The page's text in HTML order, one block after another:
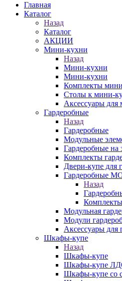
Главная
Каталог
Назад
Каталог
АКЦИИ
Мини-кухни
Назад
Мини-кухни
Мини-кухни
Комплекты
Столы к мини-
Аксессуары
Гардеробные
Назад
Гардеробные
Модульные
Гардеробные на
Комплекты
Двери-купе для
Гардеробные
Назад
Модульная
Модули
Аксессуары для
Шкафы-купе
Назад
Шкафы-купе
Шкафы-купе
Шкафы-купе со